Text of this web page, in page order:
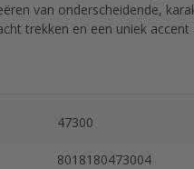
van onderscheidende,
trekken en een uniek accent
47300
8018180473004